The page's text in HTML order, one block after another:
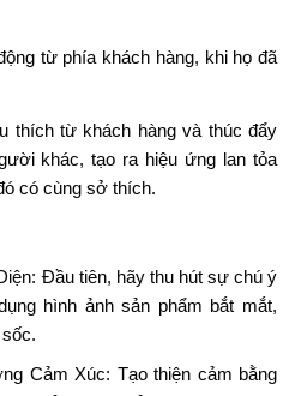
từ phía khách hàng, khi họ đã
thích từ khách hàng và thúc đẩy
khác, tạo ra hiệu ứng lan tỏa
có cùng sở thích.
Đầu tiên, hãy thu hút sự chú ý
hình ảnh sản phẩm bắt mắt,
Cảm Xúc: Tạo thiện cảm bằng